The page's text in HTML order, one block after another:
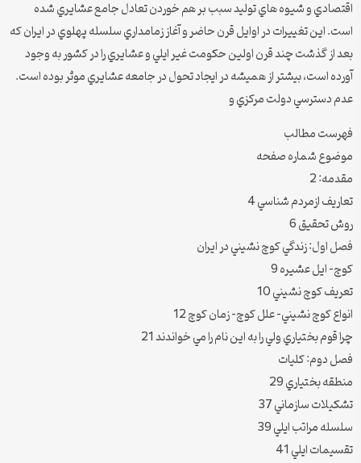
اقتصادي و شيوه هاي توليد سبب بر هم خوردن تعادل جامع عشايري شده
است. اين تغييرات در اوايل قرن حاضر و آغاز زمامداري سلسله پهلوي در ايران كه
بعد از گذشت چند قرن اولين حكومت غير ايلي و عشايري را در كشور به وجود
آورده است، بيشتر از هميشه در ايجاد تحول در جامعه عشايري موثر بوده است.
عدم دسترسي دولت مركزي و
فهرست مطالب
موضوع شماره صفحه
مقدمه: 2
تعاريف ازمردم شناسي 4
روش تحقيق 6
فصل اول: زندگي كوچ نشيني در ايران
كوچ- ايل عشيره 9
تعريف كوچ نشيني 10
انواع كوچ نشيني- علل كوچ- زمان كوچ 12
چرا قوم بختياري ولي را به اين نام را مي خواندند 21
فصل دوم: كليات
منطقه بختياري 29
تشكيلات سازماني 37
سلسله مراتب ايلي 39
تقسيمات ايلي 41